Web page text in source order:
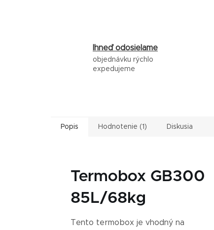
Ihneď odosielame
objednávku rýchlo
expedujeme
Popis Hodnotenie (1) Diskusia
Termobox GB300
85L/68kg
Tento termobox je vhodný na